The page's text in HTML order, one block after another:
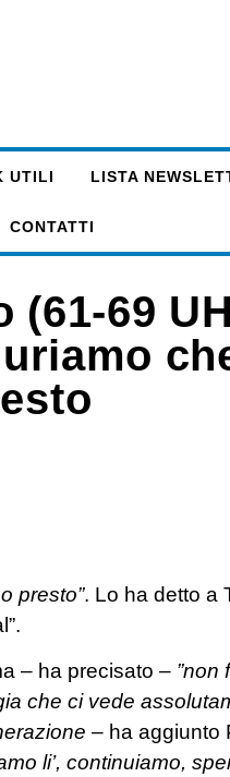
UTILI LISTA
CONTATTI
69
presto”. Lo ha detto a
– ha precisato – ”non
che ci vede
– ha aggiunto
li’, continuiamo,